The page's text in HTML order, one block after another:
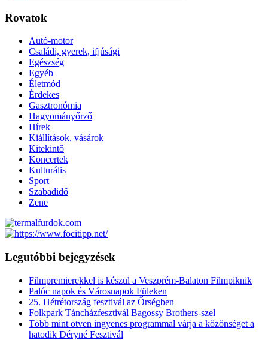
Rovatok
Autó-motor
Családi, gyerek, ifjúsági
Egészség
Egyéb
Életmód
Érdekes
Gasztronómia
Hagyományőrző
Hírek
Kiállítások, vásárok
Kitekintő
Koncertek
Kulturális
Sport
Szabadidő
Zene
Legutóbbi bejegyzések
Filmpremierekkel is készül a Veszprém-Balaton Filmpiknik
Palóc napok és Városnapok Füleken
25. Hétrétország fesztivál az Őrségben
Folkpark Táncházfesztivál Bagossy Brothers-szel
Több mint ötven ingyenes programmal várja a közönséget a
hatodik Déryné Fesztivál